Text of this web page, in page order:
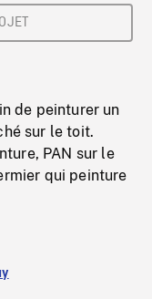
de peinturer un
sur le toit.
PAN sur le
qui peinture